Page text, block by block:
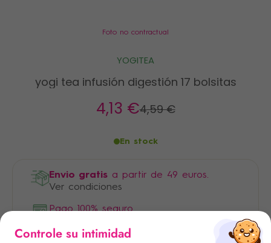
YOGITEA
yogi tea infusión digestión 17 bolsitas
4,13 €4,59 €
En stock
Envio gratis a partir de 49 euros.
Ver condiciones
Pago 100% seguro
Foto no contractual
Crear lista de deseos ×
Iniciar sesión ×
Controle su intimidad